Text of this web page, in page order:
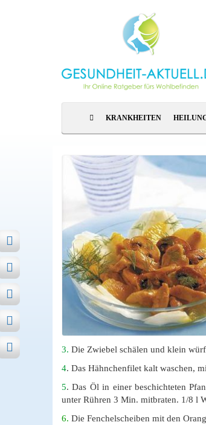
KRANKHEITEN
3. Die Zwiebel schälen und klein
4. Das Hähnchenfilet kalt waschen,
5. Das Öl in einer beschichteten
unter Rühren 3 Min. mitbraten. 1/8 l
6. Die Fenchelscheiben mit den